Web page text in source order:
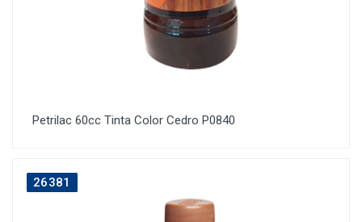
Petrilac 60cc Tinta Color Cedro P0840
26381